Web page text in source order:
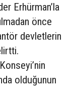
Erhürman’la
önce
devletlerin
olduğunun